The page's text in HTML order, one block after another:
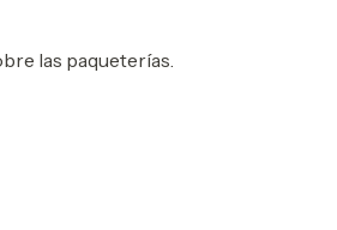
las paqueterías.